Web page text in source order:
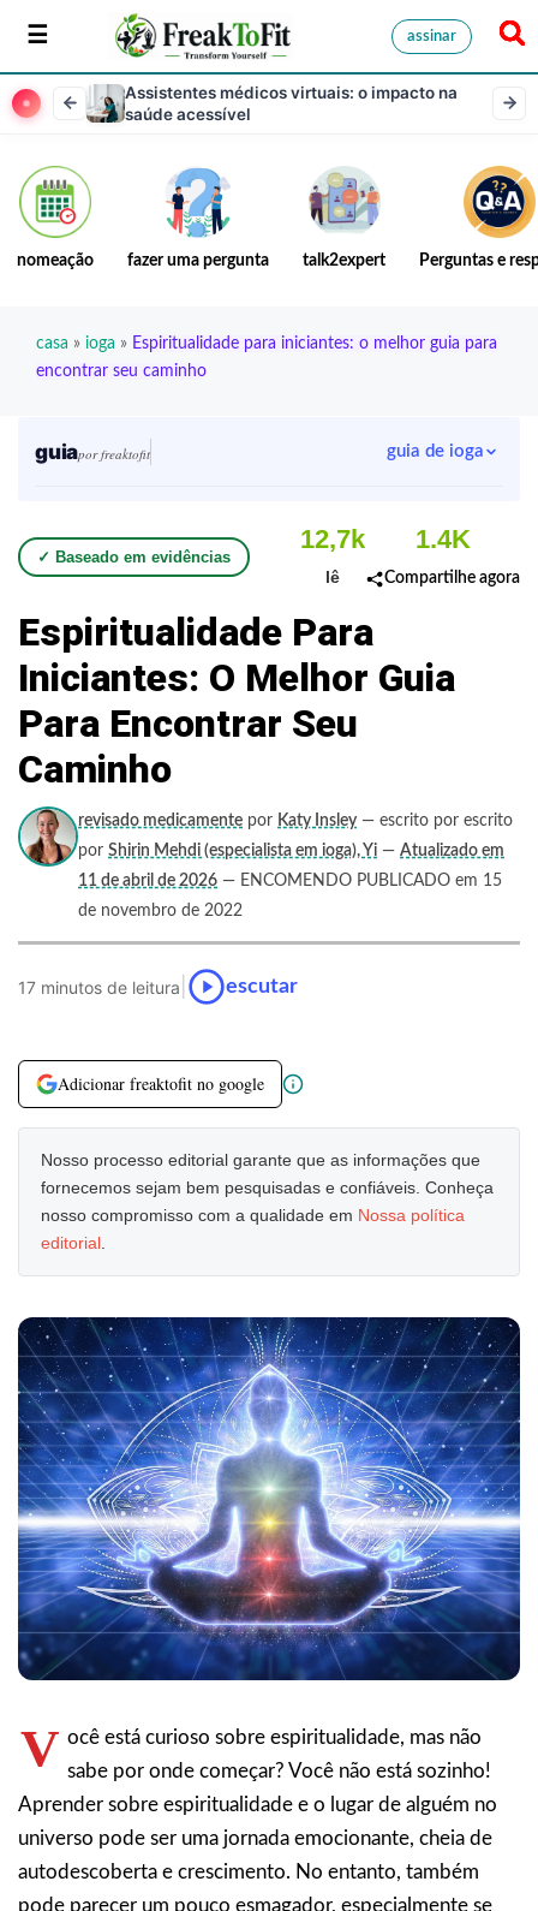
assinar
Assistentes médicos virtuais: o impacto na
saúde acessível
nomeação fazer uma pergunta talk2expert Perguntas e
casa » ioga » Espiritualidade para iniciantes: o melhor guia para
encontrar seu caminho
guiapor freaktofit guia de ioga
✓ Baseado em evidências
12,7k
lê
1.4K
Compartilhe agora
Espiritualidade Para
Iniciantes: O Melhor Guia
Para Encontrar Seu
Caminho
revisado medicamente por Katy Insley — escrito por escrito
por Shirin Mehdi (especialista em ioga), Yi — Atualizado em
11 de abril de 2026 — ENCOMENDO PUBLICADO em 15
de novembro de 2022
17 minutos de leitura escutar
Adicionar freaktofit no google
Nosso processo editorial garante que as informações que
fornecemos sejam bem pesquisadas e confiáveis. Conheça
nosso compromisso com a qualidade em Nossa política
editorial
V ocê está curioso sobre espiritualidade, mas não
sabe por onde começar? Você não está sozinho!
Aprender sobre espiritualidade e o lugar de alguém no
universo pode ser uma jornada emocionante, cheia de
autodescoberta e crescimento. No entanto, também
pode parecer um pouco esmagador, especialmente se